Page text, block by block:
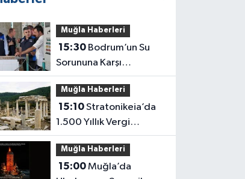
Muğla Haberleri
15:30Bodrum’un Su
Sorununa Karşı
Yatırımlar Sürüyor
Muğla Haberleri
15:10Stratonikeia’da
1.500 Yıllık Vergi
Usulsüzlüğü Ortaya
Çıktı
Muğla Haberleri
15:00Muğla’da